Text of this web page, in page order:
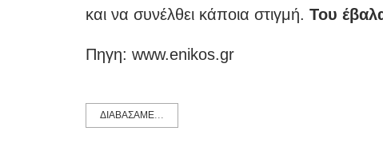
και να συνέλθει κάποια στιγμή. Του
Πηγη: www.enikos.gr
ΔΙΑΒΑΣΑΜΕ...